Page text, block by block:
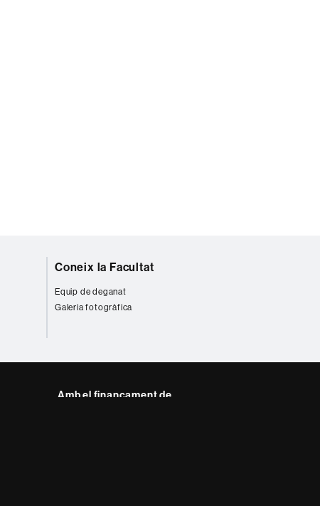
Coneix la Facultat
Equip de deganat
Galeria fotogràfica
Amb el finançament de